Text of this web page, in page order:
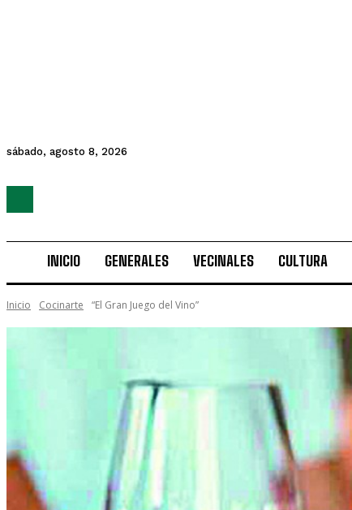
sábado, agosto 8, 2026
INICIO GENERALES VECINALES CULTURA
Inicio Cocinarte “El Gran Juego del Vino”